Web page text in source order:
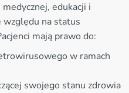
edukacji i
względu na status
mają prawo do:
w ramach
swojego stanu zdrowia